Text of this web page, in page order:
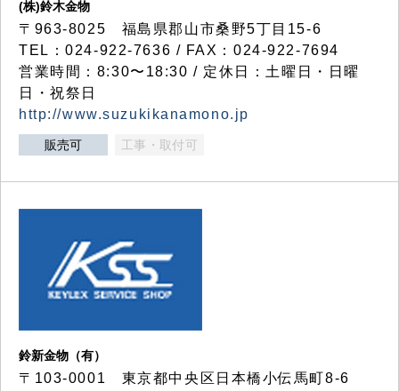
(株)鈴木金物
〒963-8025 福島県郡山市桑野5丁目15-6
TEL：024-922-7636 / FAX：024-922-7694
営業時間：8:30〜18:30 / 定休日：土曜日・日曜
日・祝祭日
http://www.suzukikanamono.jp
販売可 工事・取付可
鈴新金物（有）
〒103-0001 東京都中央区日本橋小伝馬町8-6